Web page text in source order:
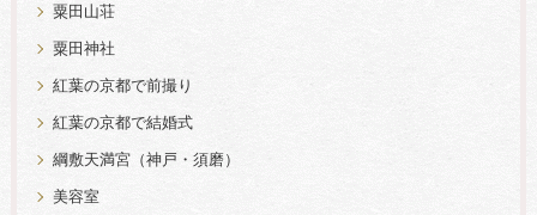
粟田山荘
粟田神社
紅葉の京都で前撮り
紅葉の京都で結婚式
綱敷天満宮（神戸・須磨）
美容室